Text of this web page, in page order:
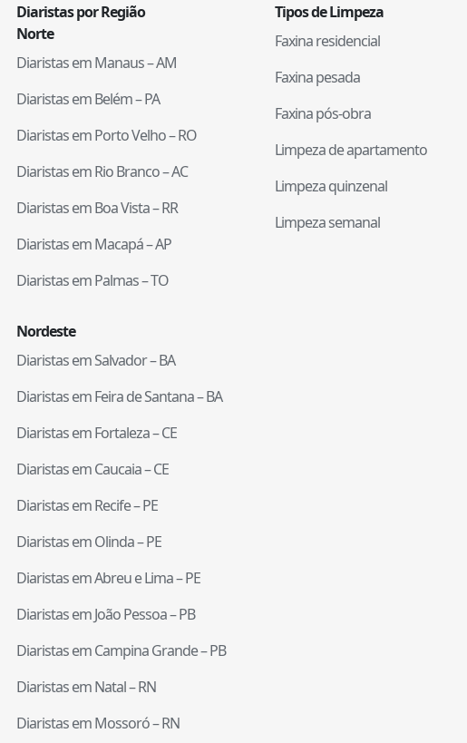
Diaristas por Região
Norte
Diaristas emManaus–AM
Diaristas emBelém–PA
Diaristas emPorto Velho–RO
Diaristas emRio Branco–AC
Diaristas emBoa Vista–RR
Diaristas emMacapá–AP
Diaristas emPalmas–TO
Nordeste
Diaristas emSalvador–BA
Diaristas emFeira de Santana–BA
Diaristas emFortaleza–CE
Diaristas emCaucaia–CE
Diaristas emRecife–PE
Diaristas emOlinda–PE
Diaristas emAbreu e Lima–PE
Diaristas emJoão Pessoa–PB
Diaristas emCampina Grande–PB
Diaristas emNatal–RN
Diaristas emMossoró–RN
Tipos de Limpeza
Faxina residencial
Faxina pesada
Faxina pós-obra
Limpeza de apartamento
Limpeza quinzenal
Limpeza semanal